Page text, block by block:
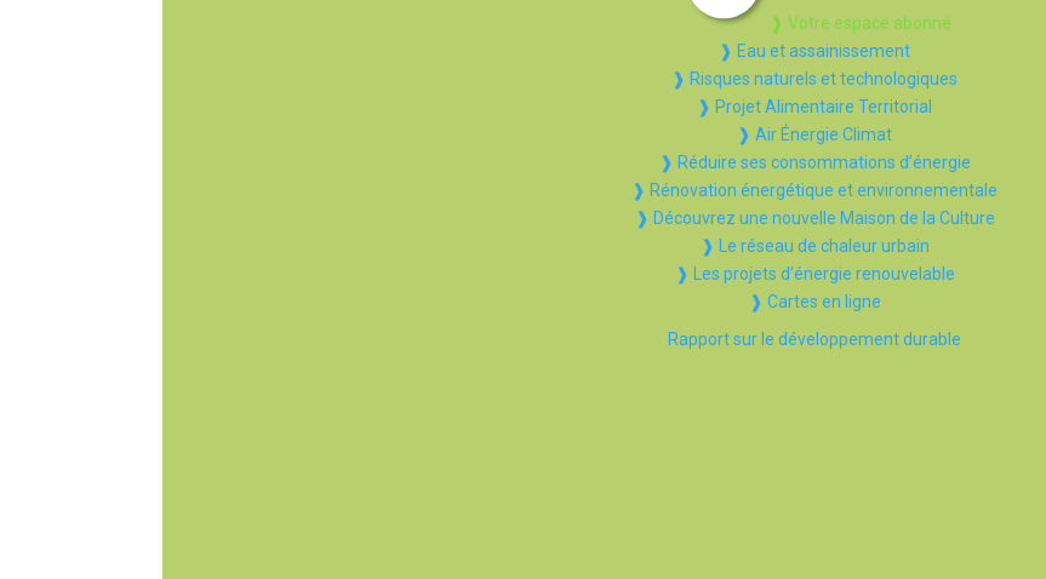
❱ Votre espace abonné
❱ Eau et assainissement
❱ Risques naturels et technologiques
❱ Projet Alimentaire Territorial
❱ Air Énergie Climat
❱ Réduire ses consommations d’énergie
❱ Rénovation énergétique et environnementale
❱ Découvrez une nouvelle Maison de la Culture
❱ Le réseau de chaleur urbain
❱ Les projets d’énergie renouvelable
❱ Cartes en ligne
Rapport sur le développement durable